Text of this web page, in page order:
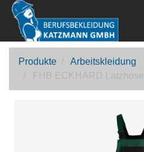
Produkte
Arbeitskleidung
FHB ECKHARD Latzhose